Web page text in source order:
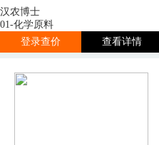
汉农博士
01-化学原料
登录查价
查看详情